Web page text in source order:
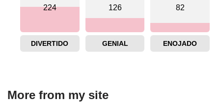
224
DIVERTIDO
126
GENIAL
82
ENOJADO
More from my site